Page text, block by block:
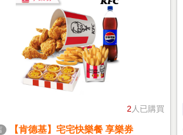
2 人已購買
【肯德基】宅宅快樂餐 享樂券